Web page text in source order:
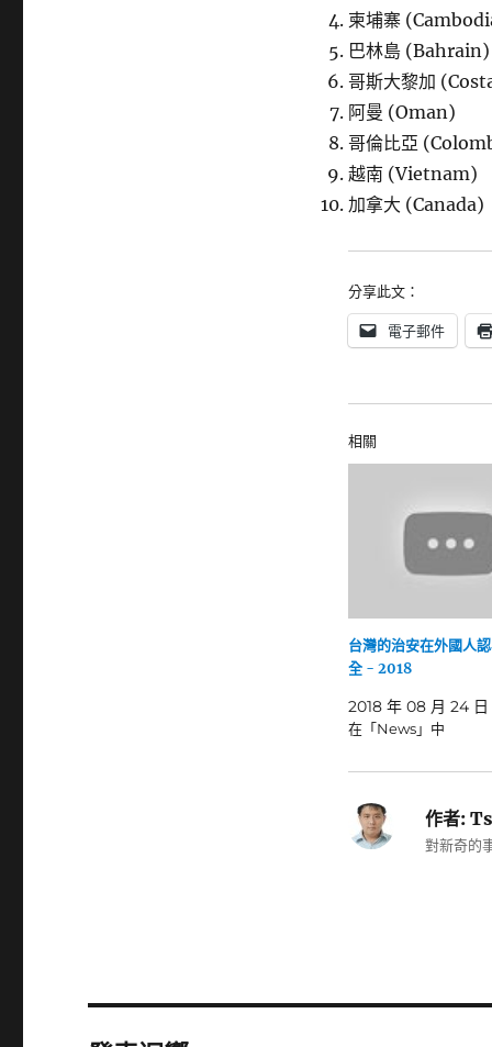
柬埔寨
巴林島 (Bahrain)
哥斯大黎加
阿曼 (Oman)
哥倫比亞
越南 (Vietnam)
加拿大 (Canada)
分享此文：
電子郵件
相關
台灣的治安在外國人
全 - 2018
2018 年 08 月 24 日
在「News」中
作者:
對新奇的